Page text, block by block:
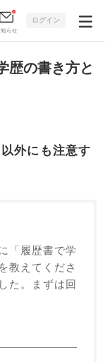
知らせ
ログイン
歴の書き方と
外にも注意す
「履歴書で学
教えてくださ
た。まずは回